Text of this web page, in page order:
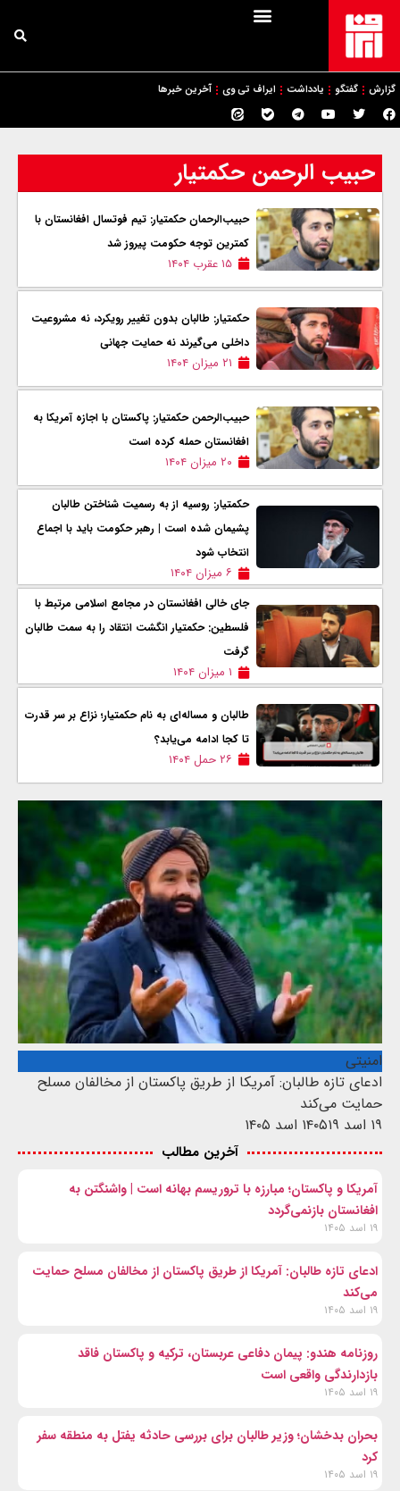
گزارش گفتگو یادداشت ایراف تی وی آخرین خبرها
حبیب الرحمن حکمتیار
حبیب‌الرحمان حکمتیار: تیم فوتسال افغانستان با
کمترین توجه حکومت پیروز شد
۱۵ عقرب ۱۴۰۴
حکمتیار: طالبان بدون تغییر رویکرد، نه مشروعیت
داخلی می‌گیرند نه حمایت جهانی
۲۱ میزان ۱۴۰۴
حبیب‌الرحمن حکمتیار: پاکستان با اجازه آمریکا به
افغانستان حمله کرده است
۲۰ میزان ۱۴۰۴
حکمتیار: روسیه از به رسمیت شناختن طالبان
پشیمان شده است | رهبر حکومت باید با اجماع
انتخاب شود
۶ میزان ۱۴۰۴
جای خالی افغانستان در مجامع اسلامی مرتبط با
فلسطین: حکمتیار انگشت انتقاد را به سمت طالبان
گرفت
۱ میزان ۱۴۰۴
طالبان و مساله‌ای به نام حکمتیار؛ نزاع بر سر قدرت
تا کجا ادامه می‌یابد؟
۲۶ حمل ۱۴۰۴
امنیتی
ادعای تازه طالبان: آمریکا از طریق پاکستان از مخالفان مسلح
حمایت می‌کند
۱۹ اسد ۱۴۰۵
۱۹ اسد ۱۴۰۵
آخرین مطالب
آمریکا و پاکستان؛ مبارزه با تروریسم بهانه است | واشنگتن به
افغانستان بازنمی‌گردد
۱۹ اسد ۱۴۰۵
ادعای تازه طالبان: آمریکا از طریق پاکستان از مخالفان مسلح حمایت
می‌کند
۱۹ اسد ۱۴۰۵
روزنامه هندو: پیمان دفاعی عربستان، ترکیه و پاکستان فاقد
بازدارندگی واقعی است
۱۹ اسد ۱۴۰۵
بحران بدخشان؛ وزیر طالبان برای بررسی حادثه یفتل به منطقه سفر
کرد
۱۹ اسد ۱۴۰۵